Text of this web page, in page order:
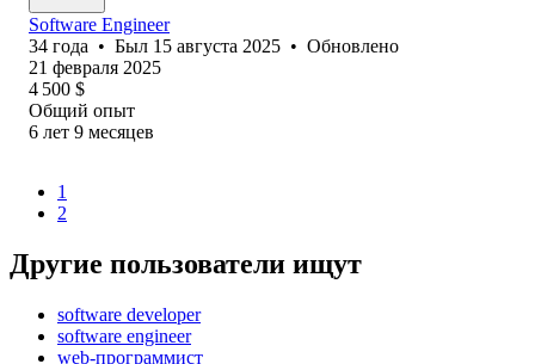
Software Engineer
34 года • Был 15 августа 2025 • Обновлено
21 февраля 2025
4 500 $
Общий опыт
6 лет 9 месяцев
1
2
Другие пользователи ищут
software developer
software engineer
web-программист